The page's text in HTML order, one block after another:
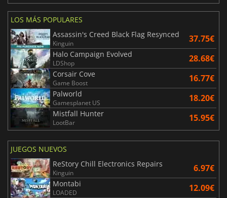
LOS MÁS POPULARES
Assassin's Creed Black Flag Resynced
Kinguin 37.75€
Halo Campaign Evolved
LDShop 28.68€
Corsair Cove
Game Boost 16.77€
Palworld
Gamesplanet US 18.20€
Mistfall Hunter
LootBar 15.95€
JUEGOS NUEVOS
ReStory Chill Electronics Repairs
Kinguin 6.97€
Montabi
LOADED 12.09€